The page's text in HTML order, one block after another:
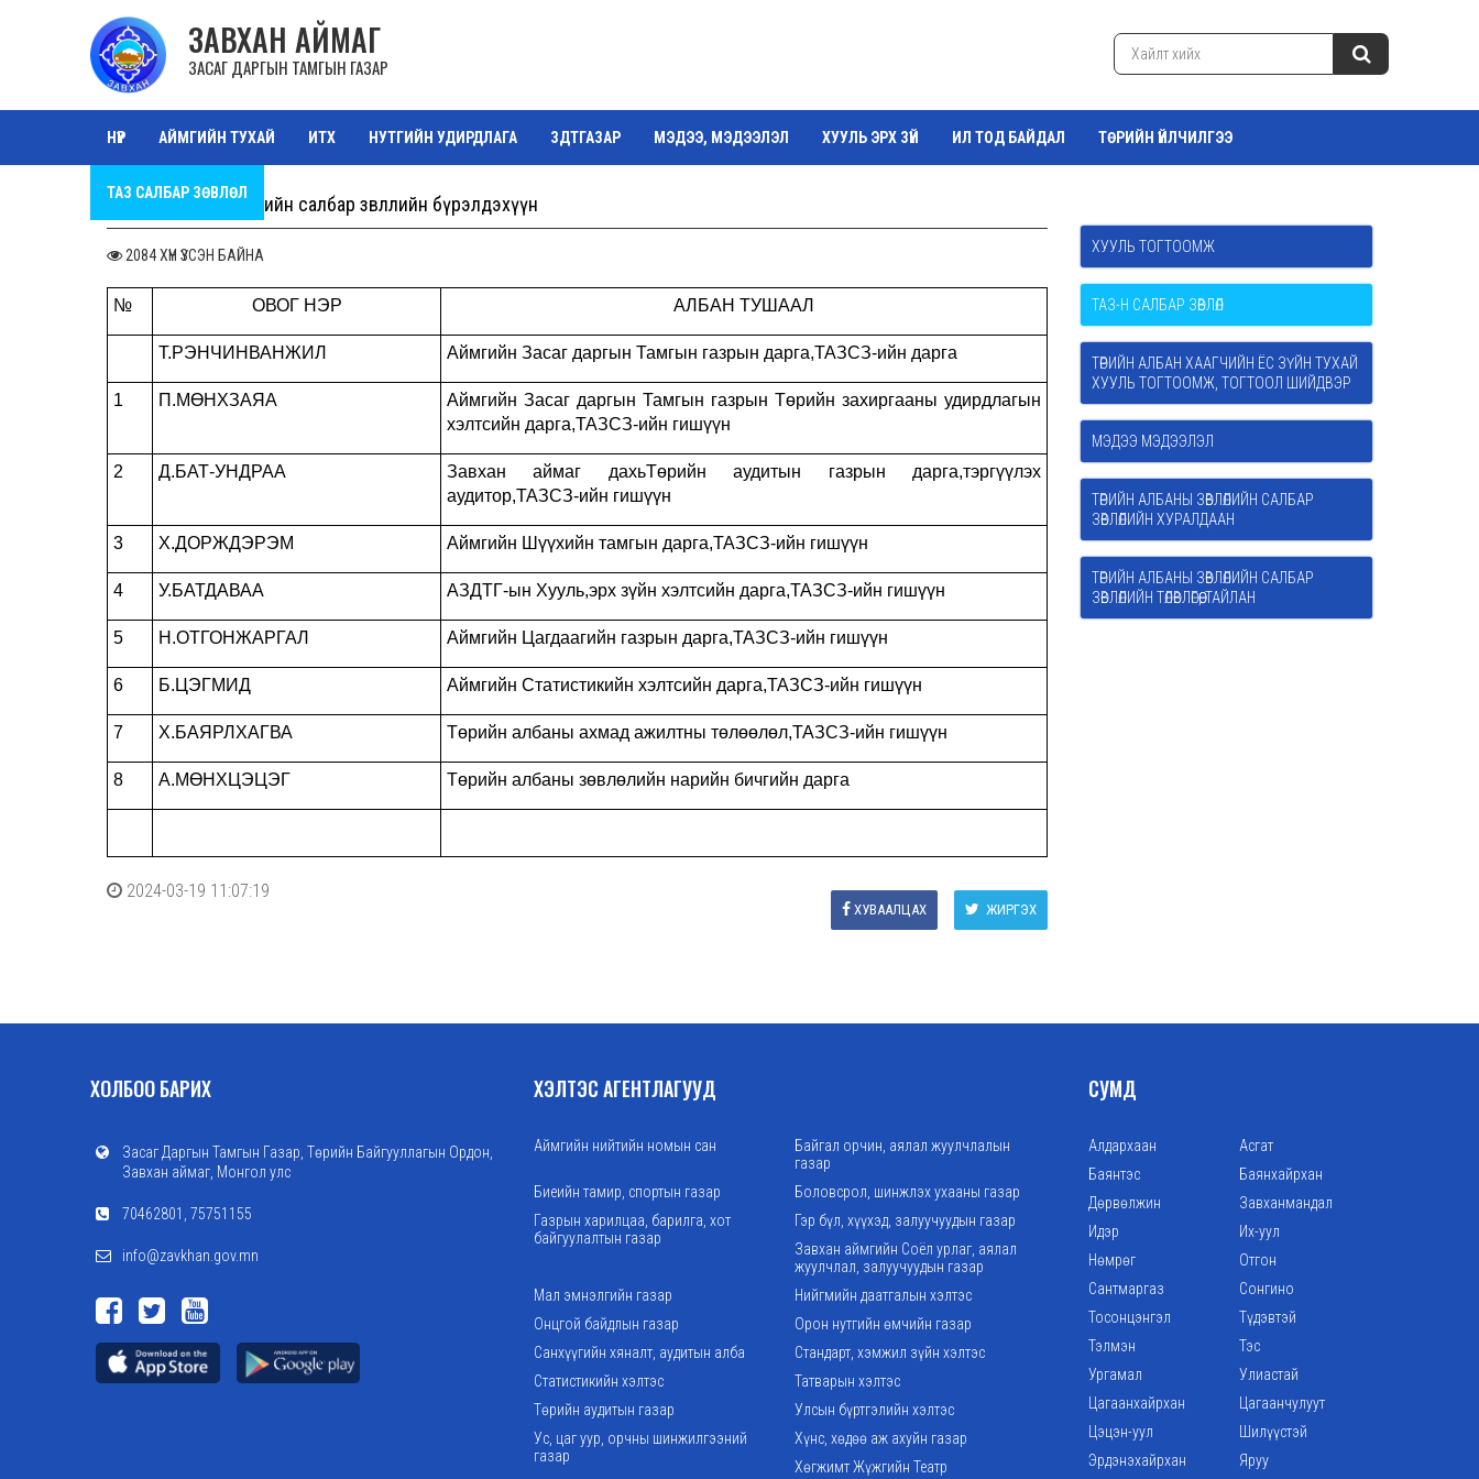
ЗАВХАН АЙМАГ
ЗАСАГ ДАРГЫН ТАМГЫН ГАЗАР
НҮҮР АЙМГИЙН ТУХАЙ ИТХ НУТГИЙН УДИРДЛАГА ЗДТГАЗАР МЭДЭЭ, МЭДЭЭЛЭЛ ХУУЛЬ ЭРХ ЗҮЙ ИЛ ТОД БАЙДАЛ ТӨРИЙН ҮЙЛЧИЛГЭЭ
ТАЗ САЛБАР ЗӨВЛӨЛ ОРОН НУТГИЙН ӨМЧ
Төрийн албаны зөвлөлийн салбар зөвлөлийн бүрэлдэхүүн
2084 ХҮН ҮЗСЭН БАЙНА
№ ОВОГ НЭР АЛБАН ТУШААЛ
Т.РЭНЧИНВАНЖИЛ Аймгийн Засаг даргын Тамгын газрын дарга,ТАЗСЗ-ийн дарга
1 П.МӨНХЗАЯА
Аймгийн Засаг даргын Тамгын газрын Төрийн захиргааны удирдлагын
хэлтсийн дарга,ТАЗСЗ-ийн гишүүн
2 Д.БАТ-УНДРАА Завхан аймаг дахьТөрийн аудитын газрын дарга,тэргүүлэх
аудитор,ТАЗСЗ-ийн гишүүн
3 Х.ДОРЖДЭРЭМ Аймгийн Шүүхийн тамгын дарга,ТАЗСЗ-ийн гишүүн
4 У.БАТДАВАА АЗДТГ-ын Хууль,эрх зүйн хэлтсийн дарга,ТАЗСЗ-ийн гишүүн
5 Н.ОТГОНЖАРГАЛ Аймгийн Цагдаагийн газрын дарга,ТАЗСЗ-ийн гишүүн
6 Б.ЦЭГМИД Аймгийн Статистикийн хэлтсийн дарга,ТАЗСЗ-ийн гишүүн
7 Х.БАЯРЛХАГВА Төрийн албаны ахмад ажилтны төлөөлөл,ТАЗСЗ-ийн гишүүн
8 А.МӨНХЦЭЦЭГ Төрийн албаны зөвлөлийн нарийн бичгийн дарга
2024-03-19 11:07:19
ЖИРГЭХ
ХУВААЛЦАХ
ХУУЛЬ ТОГТООМЖ
ТАЗ-Н САЛБАР ЗӨВЛӨЛ
ТӨРИЙН АЛБАН ХААГЧИЙН ЁС ЗҮЙН ТУХАЙ
ХУУЛЬ ТОГТООМЖ, ТОГТООЛ ШИЙДВЭР
МЭДЭЭ МЭДЭЭЛЭЛ
ТӨРИЙН АЛБАНЫ ЗӨВЛӨЛИЙН САЛБАР
ЗӨВЛӨЛИЙН ХУРАЛДААН
ТӨРИЙН АЛБАНЫ ЗӨВЛӨЛИЙН САЛБАР
ЗӨВЛӨЛИЙН ТӨЛӨВЛӨГӨӨ, ТАЙЛАН
ХОЛБОО БАРИХ
Засаг Даргын Тамгын Газар, Төрийн Байгууллагын Ордон,
Завхан аймаг, Монгол улс
70462801, 75751155
info@zavkhan.gov.mn
ХЭЛТЭС АГЕНТЛАГУУД
Аймгийн нийтийн номын сан
Байгал орчин, аялал жуулчлалын
газар
Биеийн тамир, спортын газар
Боловсрол, шинжлэх ухааны газар
Газрын харилцаа, барилга, хот
байгуулалтын газар
Гэр бүл, хүүхэд, залуучуудын газар
Завхан аймгийн Соёл урлаг, аялал
жуулчлал, залуучуудын газар
Мал эмнэлгийн газар
Нийгмийн даатгалын хэлтэс
Онцгой байдлын газар
Орон нутгийн өмчийн газар
Санхүүгийн хяналт, аудитын алба
Стандарт, хэмжил зүйн хэлтэс
Статистикийн хэлтэс
Татварын хэлтэс
Төрийн аудитын газар
Улсын бүртгэлийн хэлтэс
Ус, цаг уур, орчны шинжилгээний
газар
Хүнс, хөдөө аж ахуйн газар
Хөгжимт Жүжгийн Театр
СУМД
Алдархаан
Асгат
Баянтэс
Баянхайрхан
Дөрвөлжин
Завханмандал
Идэр
Их-уул
Нөмрөг
Отгон
Сантмаргаз
Сонгино
Тосонцэнгэл
Түдэвтэй
Тэлмэн
Тэс
Ургамал
Улиастай
Цагаанхайрхан
Цагаанчулуут
Цэцэн-уул
Шилүүстэй
Эрдэнэхайрхан
Яруу